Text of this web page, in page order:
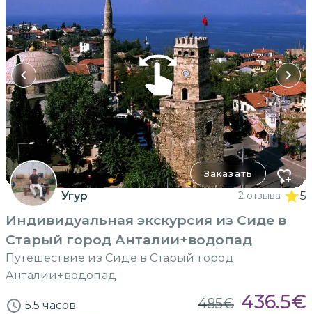
Заказать
Угур 2 отзыва 5
Индивидуальная экскурсия из Сиде в
Старый город Анталии+водопад
Путешествие из Сиде в Старый город
Анталии+водопад
5.5 часов 485€ 436.5€